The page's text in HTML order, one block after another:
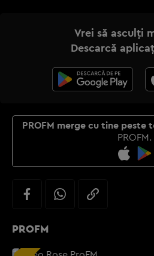
Vrei să asculți
Descarcă
PROFM merge cu tine peste
PROFM.
PROFM